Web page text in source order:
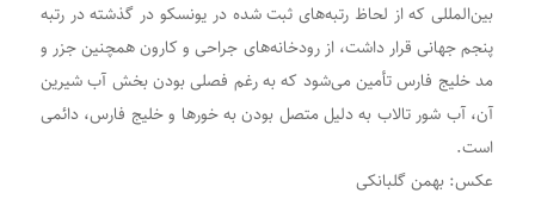
بین‌المللی که از لحاظ رتبه‌های ثبت شده در یونسکو در گذشته در رتبه
پنجم جهانی قرار داشت، از رودخانه‌های جراحی و کارون همچنین جزر و
مد خلیج فارس تأمین می‌شود که ب‍ه رغ‍م فصلی بودن ب‍خ‍ش آب ش‍ی‍ری‍ن
آن، آب ش‍ور ت‍‍الاب ب‍ه دل‍ی‍ل م‍ت‍ص‍ل ب‍ودن به خ‍وره‍‍ا و خ‍ل‍ی‍ج ف‍‍ارس، دائ‍م‍‍ی
است.
عکس: بهمن گلبانکی